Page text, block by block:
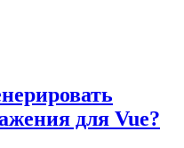
для Vue?